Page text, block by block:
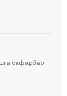
сафарбар